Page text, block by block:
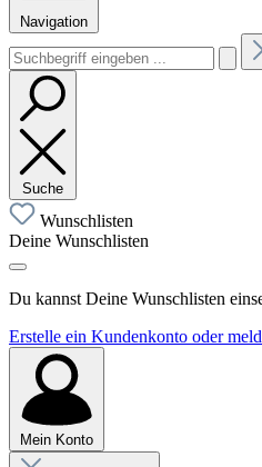
Navigation
Suche
Wunschlisten
Deine Wunschlisten
Du kannst Deine Wunschlisten
Erstelle ein Kundenkonto oder
Mein Konto